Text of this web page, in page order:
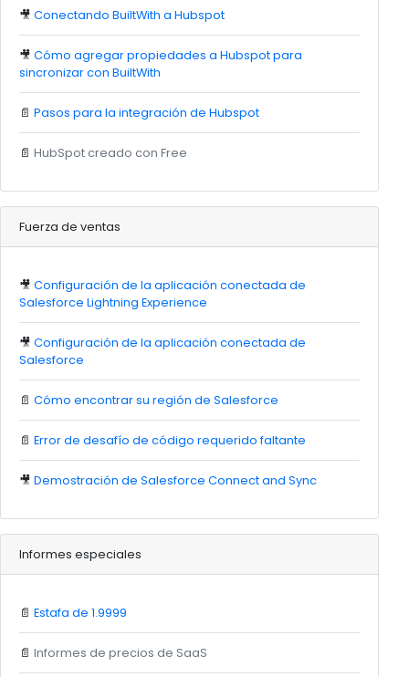
🎥 Conectando BuiltWith a Hubspot
🎥 Cómo agregar propiedades a Hubspot para
sincronizar con BuiltWith
📄 Pasos para la integración de Hubspot
📄 HubSpot creado con Free
Fuerza de ventas
🎥 Configuración de la aplicación conectada de
Salesforce Lightning Experience
🎥 Configuración de la aplicación conectada de
Salesforce
📄 Cómo encontrar su región de Salesforce
📄 Error de desafío de código requerido faltante
🎥 Demostración de Salesforce Connect and Sync
Informes especiales
📄 Estafa de 1.9999
📄 Informes de precios de SaaS